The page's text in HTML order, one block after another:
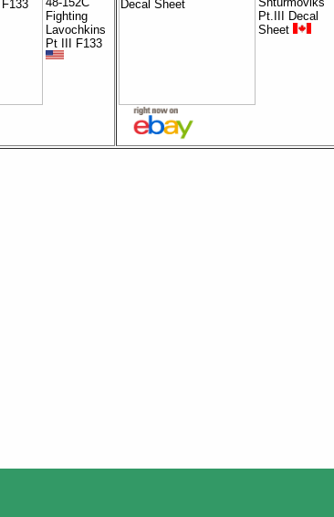
Fighting
Lavochkins
Pt III F133
Pt.III Decal
Sheet